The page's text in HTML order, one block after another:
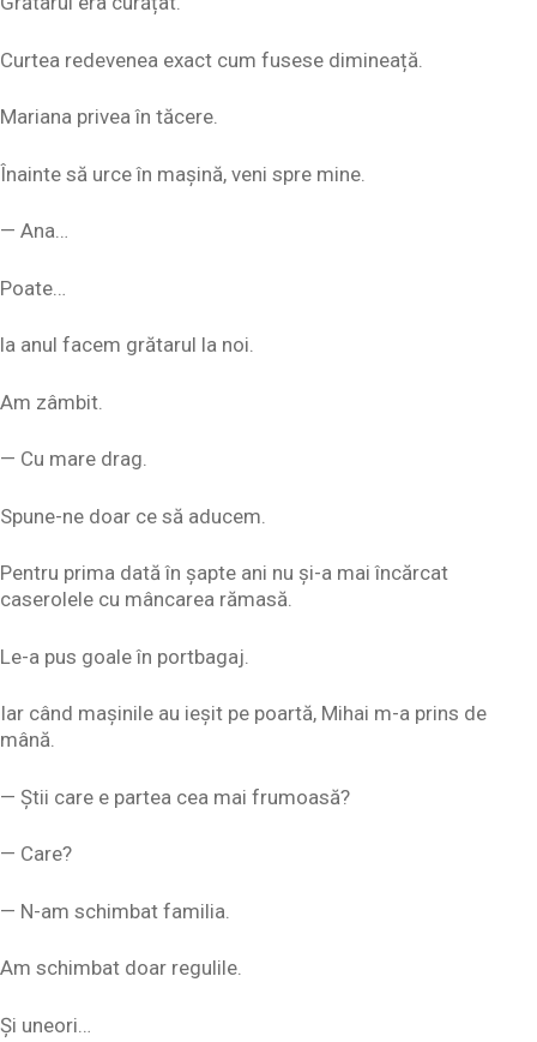
Curtea redevenea exact cum fusese dimineață.
Mariana privea în tăcere.
Înainte să urce în mașină, veni spre mine.
— Ana…
Poate…
la anul facem grătarul la noi.
Am zâmbit.
— Cu mare drag.
Spune-ne doar ce să aducem.
Pentru prima dată în șapte ani nu și-a mai încărcat
caserolele cu mâncarea rămasă.
Le-a pus goale în portbagaj.
Iar când mașinile au ieșit pe poartă, Mihai m-a prins de
mână.
— Știi care e partea cea mai frumoasă?
— Care?
— N-am schimbat familia.
Am schimbat doar regulile.
Și uneori…